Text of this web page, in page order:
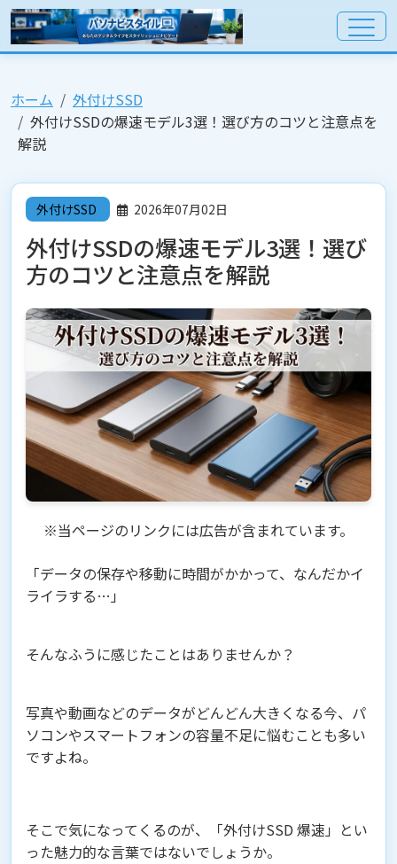
ホーム
外付けSSD
外付けSSDの爆速モデル3選！選び方のコツと注意点を
解説
外付けSSD 2026年07月02日
外付けSSDの爆速モデル3選！選び
方のコツと注意点を解説
※当ページのリンクには広告が含まれています。
「データの保存や移動に時間がかかって、なんだかイ
ライラする…」
そんなふうに感じたことはありませんか？
写真や動画などのデータがどんどん大きくなる今、パ
ソコンやスマートフォンの容量不足に悩むことも多い
ですよね。
そこで気になってくるのが、「外付けSSD 爆速」とい
った魅力的な言葉ではないでしょうか。